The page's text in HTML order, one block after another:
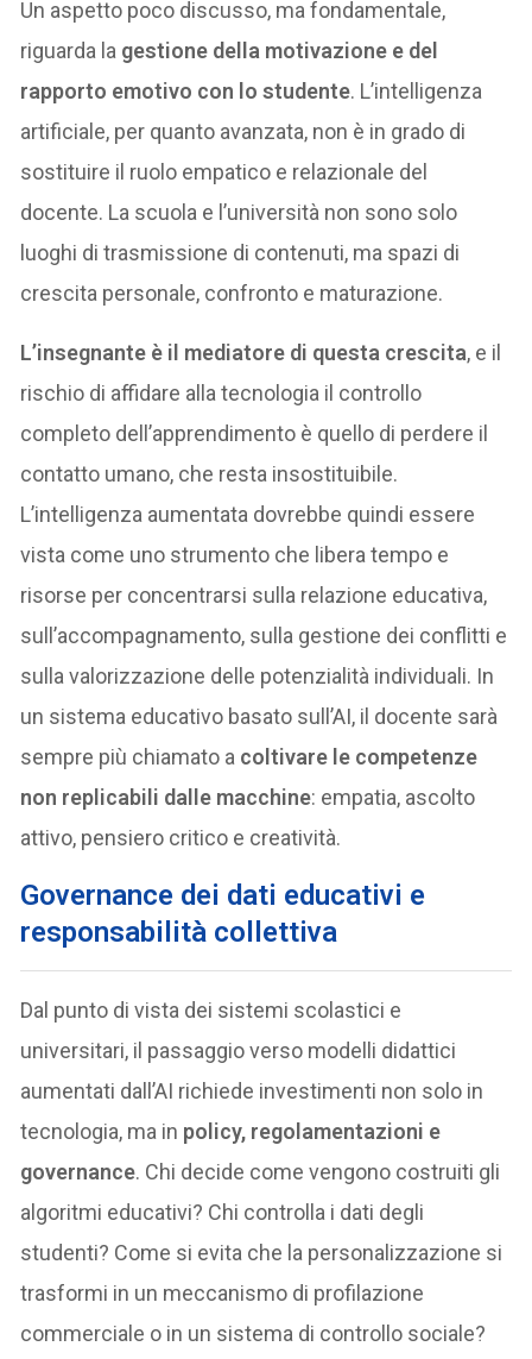
Un aspetto poco discusso, ma fondamentale,
riguarda la gestione della motivazione e del
rapporto emotivo con lo studente. L’intelligenza
artificiale, per quanto avanzata, non è in grado di
sostituire il ruolo empatico e relazionale del
docente. La scuola e l’università non sono solo
luoghi di trasmissione di contenuti, ma spazi di
crescita personale, confronto e maturazione.
L’insegnante è il mediatore di questa crescita, e il
rischio di affidare alla tecnologia il controllo
completo dell’apprendimento è quello di perdere il
contatto umano, che resta insostituibile.
L’intelligenza aumentata dovrebbe quindi essere
vista come uno strumento che libera tempo e
risorse per concentrarsi sulla relazione educativa,
sull’accompagnamento, sulla gestione dei conflitti e
sulla valorizzazione delle potenzialità individuali. In
un sistema educativo basato sull’AI, il docente sarà
sempre più chiamato a coltivare le competenze
non replicabili dalle macchine: empatia, ascolto
attivo, pensiero critico e creatività.
Governance dei dati educativi e
responsabilità collettiva
Dal punto di vista dei sistemi scolastici e
universitari, il passaggio verso modelli didattici
aumentati dall’AI richiede investimenti non solo in
tecnologia, ma in policy, regolamentazioni e
governance. Chi decide come vengono costruiti gli
algoritmi educativi? Chi controlla i dati degli
studenti? Come si evita che la personalizzazione si
trasformi in un meccanismo di profilazione
commerciale o in un sistema di controllo sociale?